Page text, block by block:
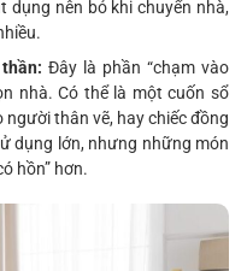
nên bỏ khi chuyển nhà,
Đây là phần “chạm vào
nhà. Có thể là một cuốn sổ
thân vẽ, hay chiếc đồng
dụng lớn, nhưng những món
hồn” hơn.